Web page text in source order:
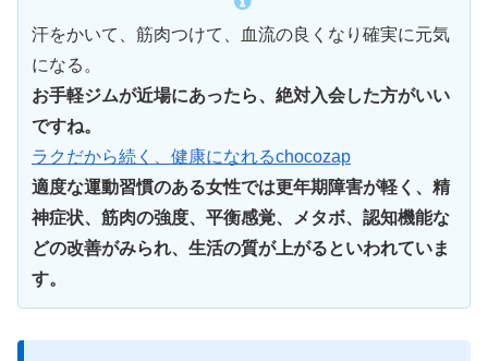
汗をかいて、筋肉つけて、血流の良くなり確実に元気
になる。
お手軽ジムが近場にあったら、絶対入会した方がいい
ですね。
ラクだから続く、健康になれるchocozap
適度な運動習慣のある女性では更年期障害が軽く、精
神症状、筋肉の強度、平衡感覚、メタボ、認知機能な
どの改善がみられ、生活の質が上がるといわれていま
す。